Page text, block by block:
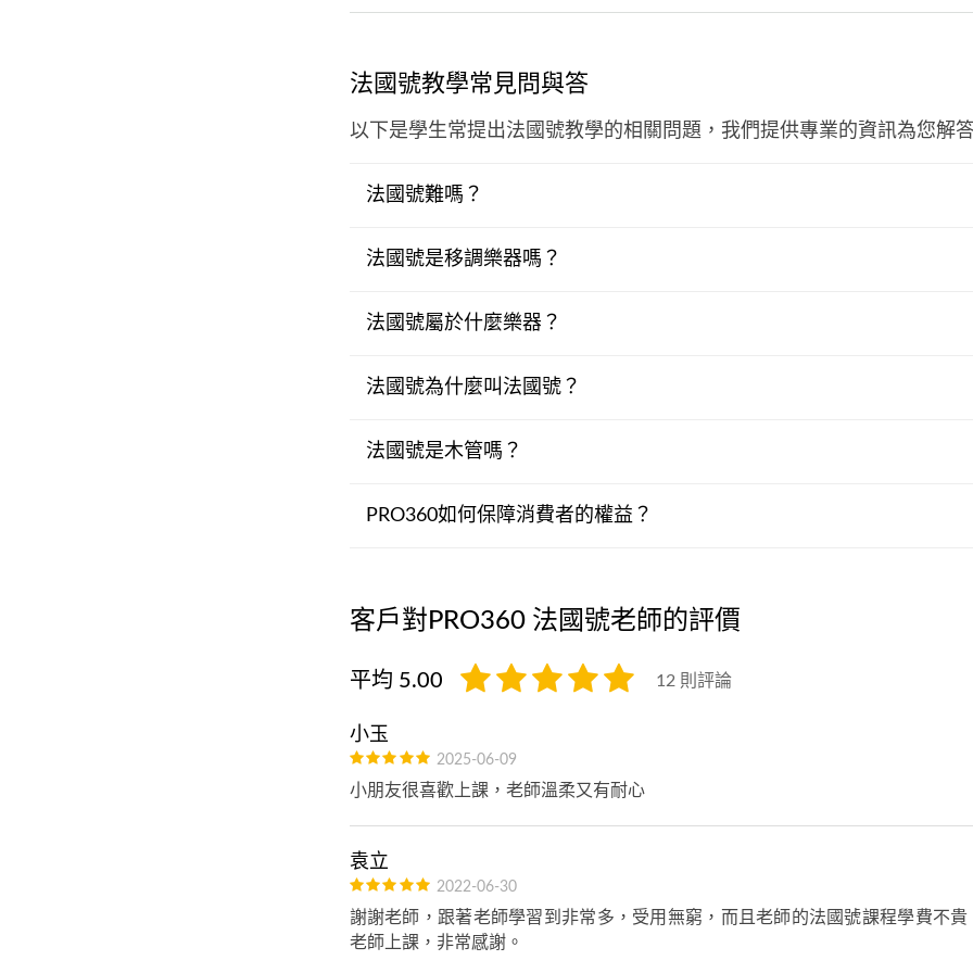
法國號教學常見問與答
以下是學生常提出法國號教學的相關問題，我們提供專業的資訊為您解
法國號難嗎？
法國號是移調樂器嗎？
法國號屬於什麼樂器？
法國號為什麼叫法國號？
法國號是木管嗎？
PRO360如何保障消費者的權益？
客戶對PRO360 法國號老師的評價
平均 5.00 12 則評論
小玉
2025-06-09
小朋友很喜歡上課，老師溫柔又有耐心
袁立
2022-06-30
謝謝老師，跟著老師學習到非常多，受用無窮，而且老師的法國號課程學費不
老師上課，非常感謝。